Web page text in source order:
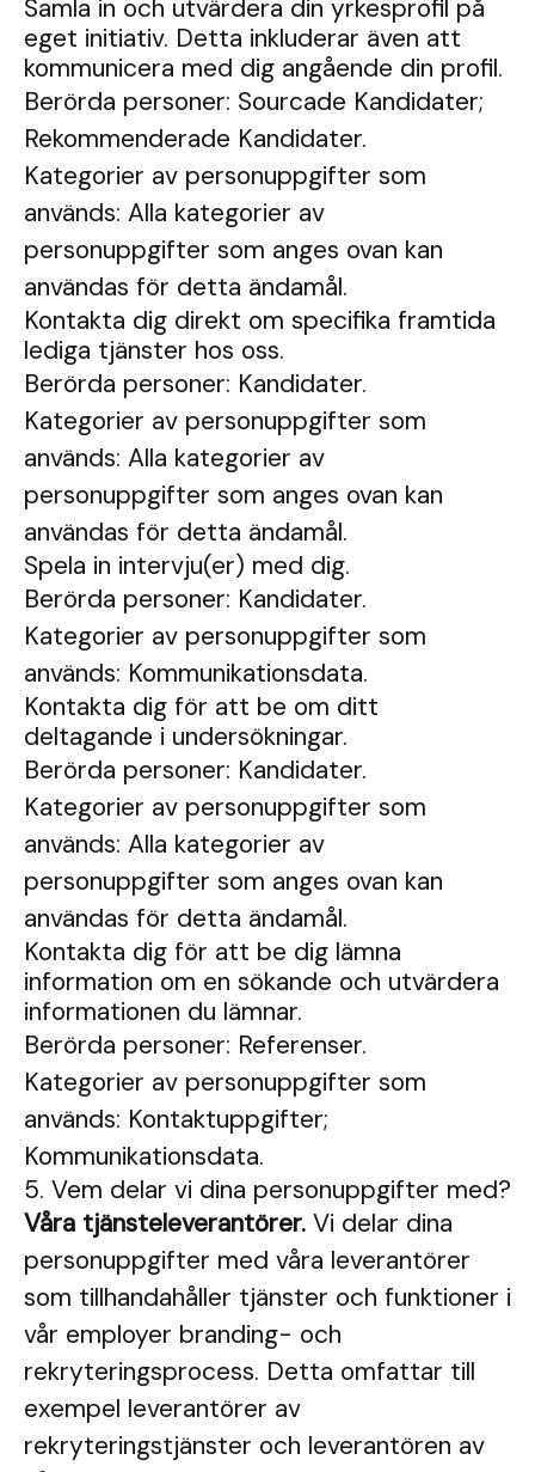
Samla in och utvärdera din yrkesprofil på
eget initiativ. Detta inkluderar även att
kommunicera med dig angående din profil.
Berörda personer: Sourcade Kandidater;
Rekommenderade Kandidater.
Kategorier av personuppgifter som
används: Alla kategorier av
personuppgifter som anges ovan kan
användas för detta ändamål.
Kontakta dig direkt om specifika framtida
lediga tjänster hos oss.
Berörda personer: Kandidater.
Kategorier av personuppgifter som
används: Alla kategorier av
personuppgifter som anges ovan kan
användas för detta ändamål.
Spela in intervju(er) med dig.
Berörda personer: Kandidater.
Kategorier av personuppgifter som
används: Kommunikationsdata.
Kontakta dig för att be om ditt
deltagande i undersökningar.
Berörda personer: Kandidater.
Kategorier av personuppgifter som
används: Alla kategorier av
personuppgifter som anges ovan kan
användas för detta ändamål.
Kontakta dig för att be dig lämna
information om en sökande och utvärdera
informationen du lämnar.
Berörda personer: Referenser.
Kategorier av personuppgifter som
används: Kontaktuppgifter;
Kommunikationsdata.
5. Vem delar vi dina personuppgifter med?
Våra tjänsteleverantörer. Vi delar dina
personuppgifter med våra leverantörer
som tillhandahåller tjänster och funktioner i
vår employer branding- och
rekryteringsprocess. Detta omfattar till
exempel leverantörer av
rekryteringstjänster och leverantören av